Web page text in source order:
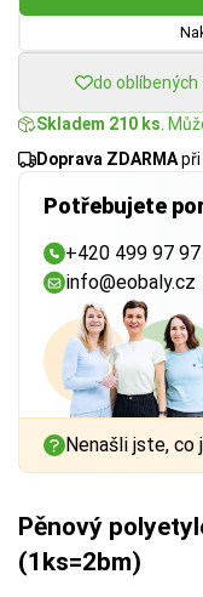
do oblíbených
Skladem 210 ks .
Doprava ZDARMA
Potřebujete
+420 499 97
info@eobaly.cz
Nenašli jste, co
Pěnový
(1ks=2bm)